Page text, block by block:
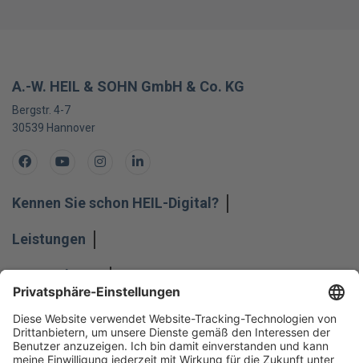
A.-W. HEIL & SOHN GmbH & Co. KG
Bergstr. 4-7
30539 Hannover
FacebookYoutubeInstagramLinkedIn
Kennen Sie schon HEIL-Digital?
Leistungen
Unternehmen